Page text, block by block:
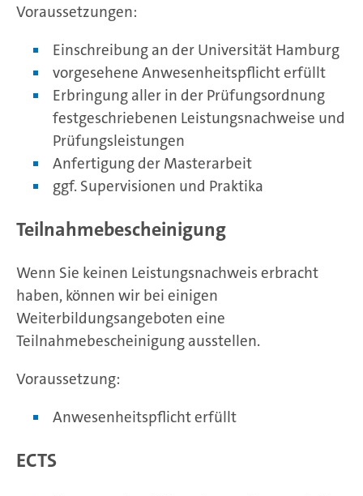
Voraussetzungen:
Einschreibung an der Universität Hamburg
vorgesehene Anwesenheitspflicht erfüllt
Erbringung aller in der Prüfungsordnung
festgeschriebenen Leistungsnachweise und
Prüfungsleistungen
Anfertigung der Masterarbeit
ggf. Supervisionen und Praktika
Teilnahmebescheinigung
Wenn Sie keinen Leistungsnachweis erbracht
haben, können wir bei einigen
Weiterbildungsangeboten eine
Teilnahmebescheinigung ausstellen.
Voraussetzung:
Anwesenheitspflicht erfüllt
ECTS